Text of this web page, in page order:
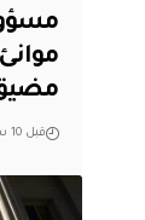
قبل 10 ساعات